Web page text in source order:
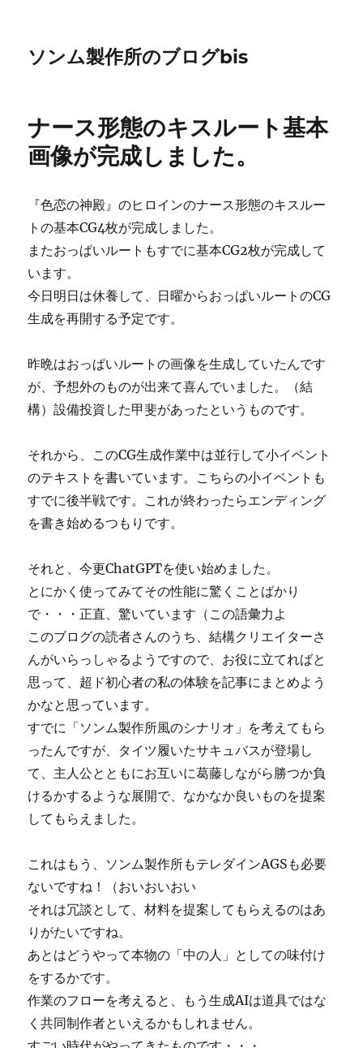
ソンム製作所のブログbis
ナース形態のキスルート基本
画像が完成しました。
『色恋の神殿』のヒロインのナース形態のキスルー
トの基本CG4枚が完成しました。
またおっぱいルートもすでに基本CG2枚が完成して
います。
今日明日は休養して、日曜からおっぱいルートのCG
生成を再開する予定です。
昨晩はおっぱいルートの画像を生成していたんです
が、予想外のものが出来て喜んでいました。（結
構）設備投資した甲斐があったというものです。
それから、このCG生成作業中は並行して小イベント
のテキストを書いています。こちらの小イベントも
すでに後半戦です。これが終わったらエンディング
を書き始めるつもりです。
それと、今更ChatGPTを使い始めました。
とにかく使ってみてその性能に驚くことばかり
で・・・正直、驚いています（この語彙力よ
このブログの読者さんのうち、結構クリエイターさ
んがいらっしゃるようですので、お役に立てればと
思って、超ド初心者の私の体験を記事にまとめよう
かなと思っています。
すでに「ソンム製作所風のシナリオ」を考えてもら
ったんですが、タイツ履いたサキュバスが登場し
て、主人公とともにお互いに葛藤しながら勝つか負
けるかするような展開で、なかなか良いものを提案
してもらえました。
これはもう、ソンム製作所もテレダインAGSも必要
ないですね！（おいおいおい
それは冗談として、材料を提案してもらえるのはあ
りがたいですね。
あとはどうやって本物の「中の人」としての味付け
をするかです。
作業のフローを考えると、もう生成AIは道具ではな
く共同制作者といえるかもしれません。